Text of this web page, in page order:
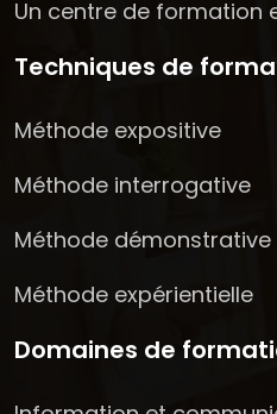
Un centre de formation
Techniques de
Méthode expositive
Méthode interrogative
Méthode démonstrative
Méthode expérientielle
Domaines de